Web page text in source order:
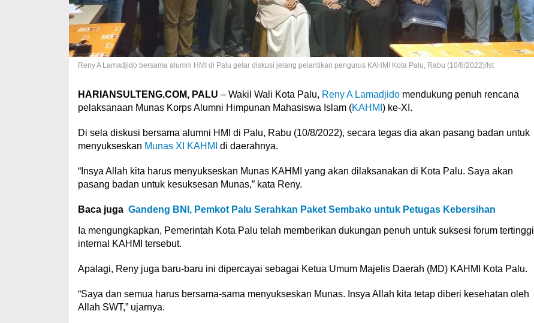
Reny A Lamadjido bersama alumni HMI di Palu gelar diskusi jelang pelantikan pengurus KAHMI Kota Palu, Rabu (10/8/2022)/Ist
HARIANSULTENG.COM, PALU – Wakil Wali Kota Palu, Reny A Lamadjidomendukung penuh rencana
pelaksanaan Munas Korps Alumni Himpunan Mahasiswa Islam (KAHMI ) ke-XI.
Di sela diskusi bersama alumni HMI di Palu, Rabu (10/8/2022), secara tegas dia akan pasang badan untuk
menyukseskan Munas XI KAHMI di daerahnya.
“Insya Allah kita harus menyukseskan Munas KAHMI yang akan dilaksanakan di Kota Palu. Saya akan
pasang badan untuk kesuksesan Munas,” kata Reny.
Baca juga Gandeng BNI, Pemkot Palu Serahkan Paket Sembako untuk Petugas Kebersihan
Ia mengungkapkan, Pemerintah Kota Palu telah memberikan dukungan penuh untuk suksesi forum tertinggi
internal KAHMI tersebut.
Apalagi, Reny juga baru-baru ini dipercayai sebagai Ketua Umum Majelis Daerah (MD) KAHMI Kota Palu.
“Saya dan semua harus bersama-sama menyukseskan Munas. Insya Allah kita tetap diberi kesehatan oleh
Allah SWT,” ujarnya.